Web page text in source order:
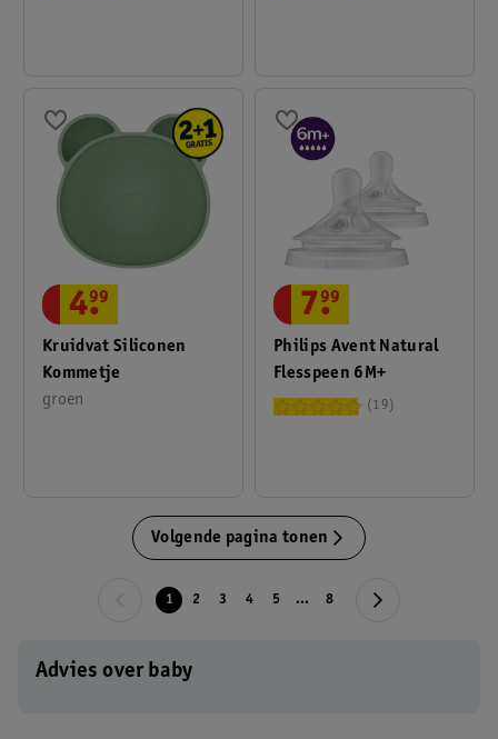
Kruidvat Siliconen
Kommetje
groen
4.
99
Philips Avent Natural
Flesspeen 6M+
7.
99
19
Volgende pagina tonen
1 2 3 4 5 ... 8
Advies over baby